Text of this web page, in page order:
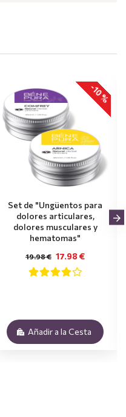
-10 %
Set de "Ungüentos para
dolores articulares,
dolores musculares y
hematomas"
17.98 €
19.98 €
Añadir a la Cesta